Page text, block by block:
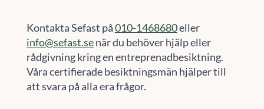
Kontakta Sefast på010-1468680eller
info@sefast.senär du behöver hjälp eller
rådgivning kring en entreprenadbesiktning.
Våra certifierade besiktningsmän hjälper till
att svara på alla era frågor.